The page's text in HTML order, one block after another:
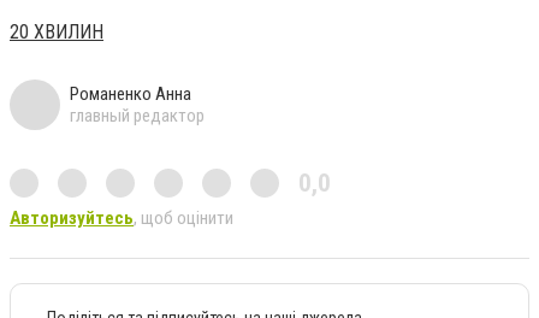
20 ХВИЛИН
Романенко Анна
главный редактор
0,0
Авторизуйтесь, щоб оцінити